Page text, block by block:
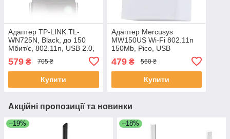
Адаптер TP-LINK TL-
WN725N, Black, до 150
Мбит/с, 802.11n, USB 2.0,
ультракомпактний розмір
579 ₴ 705 ₴
Купити
Адаптер Mercusys
MW150US Wi-Fi 802.11n
150Mb, Pico, USB
479₴ 560 ₴
Купити
Акційні пропозиції та новинки
–19% –18%